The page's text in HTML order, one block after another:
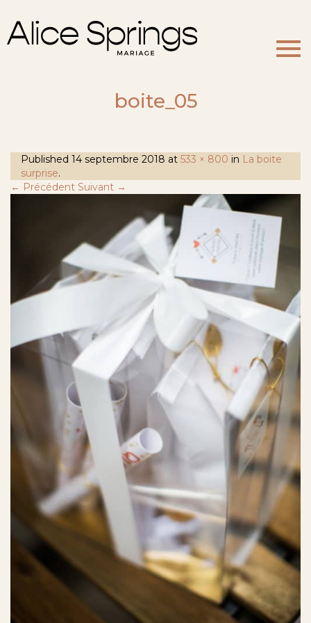
boite_05
Published 14 septembre 2018 at 533 × 800 in La boite
surprise.
← Précédent Suivant →